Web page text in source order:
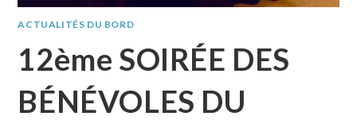
ACTUALITÉS DU BORD
12ème SOIRÉE DES
BÉNÉVOLES DU